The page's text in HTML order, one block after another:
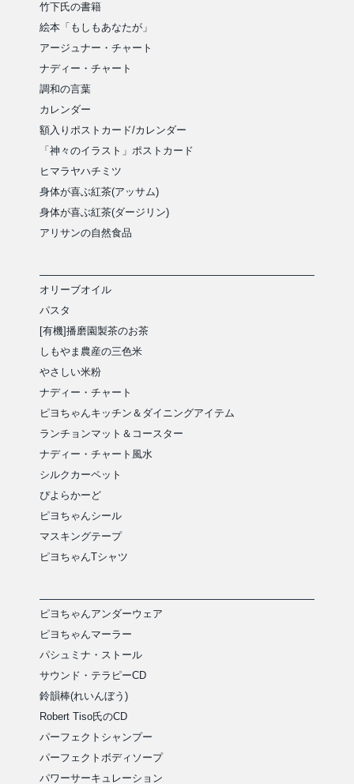
竹下氏の書籍
絵本「もしもあなたが」
アージュナー・チャート
ナディー・チャート
調和の言葉
カレンダー
額入りポストカード/カレンダー
「神々のイラスト」ポストカード
ヒマラヤハチミツ
身体が喜ぶ紅茶(アッサム)
身体が喜ぶ紅茶(ダージリン)
アリサンの自然食品
オリーブオイル
パスタ
[有機]播磨園製茶のお茶
しもやま農産の三色米
やさしい米粉
ナディー・チャート
ピヨちゃんキッチン＆ダイニングアイテム
ランチョンマット＆コースター
ナディー・チャート風水
シルクカーペット
ぴよらかーど
ピヨちゃんシール
マスキングテープ
ピヨちゃんTシャツ
ピヨちゃんアンダーウェア
ピヨちゃんマーラー
パシュミナ・ストール
サウンド・テラピーCD
鈴韻棒(れいんぼう)
Robert Tiso氏のCD
パーフェクトシャンプー
パーフェクトボディソープ
パワーサーキュレーション